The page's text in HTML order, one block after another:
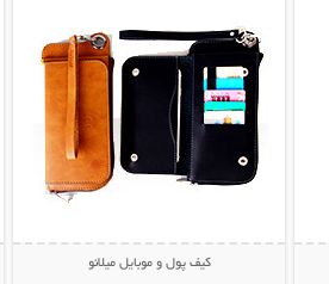
کیف پول و موبایل میلانو